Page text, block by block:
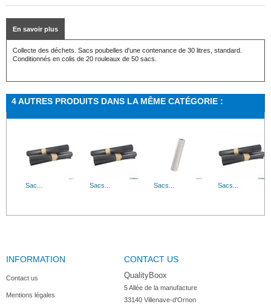
En savoir plus
Collecte des déchets. Sacs poubelles d'une contenance de 30 litres, standard.
Conditionnés en colis de 20 rouleaux de 50 sacs.
4 AUTRES PRODUITS DANS LA MÊME CATÉGORIE :
Sac... Sacs... Sacs... Sacs...
INFORMATION
Contact us
Mentions légales
CONTACT US
QualityBoox
5 Allée de la manufacture
33140 Villenave-d'Ornon